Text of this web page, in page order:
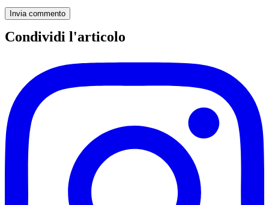
Condividi l'articolo